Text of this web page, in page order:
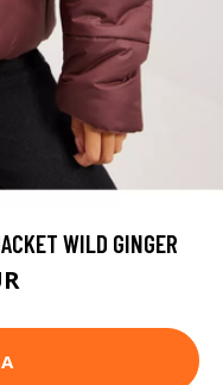
WILD GINGER